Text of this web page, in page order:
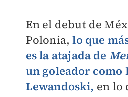
En el debut de
Polonia,lo que
es la atajada de
un goleador como
Lewandoski, en lo